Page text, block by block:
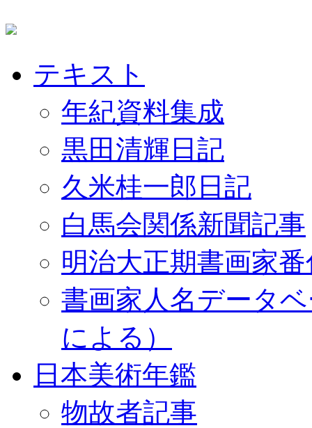
テキスト
年紀資料集成
黒田清輝日記
久米桂一郎日記
白馬会関係新聞記事
明治大正期書画家
書画家人名データ
による）
日本美術年鑑
物故者記事